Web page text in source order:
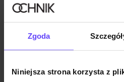
Zgoda
Niniejsza strona korzysta z
Wysyłka w 1 dzień roboczy
Opis produktu